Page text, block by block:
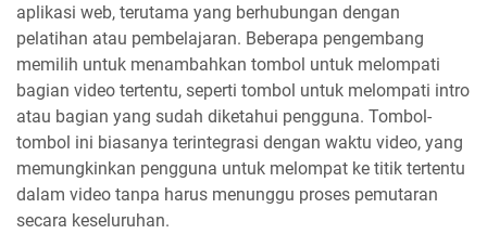
aplikasi web, terutama yang berhubungan dengan
pelatihan atau pembelajaran. Beberapa pengembang
memilih untuk menambahkan tombol untuk melompati
bagian video tertentu, seperti tombol untuk melompati intro
atau bagian yang sudah diketahui pengguna. Tombol-
tombol ini biasanya terintegrasi dengan waktu video, yang
memungkinkan pengguna untuk melompat ke titik tertentu
dalam video tanpa harus menunggu proses pemutaran
secara keseluruhan.